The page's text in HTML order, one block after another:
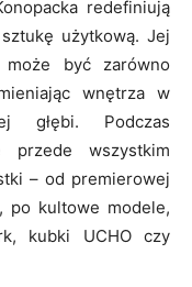
redefiniują
użytkową. Jej
może być zarówno
wnętrza w
głębi. Podczas
przede wszystkim
– od premierowej
po kultowe modele,
kubki UCHO czy